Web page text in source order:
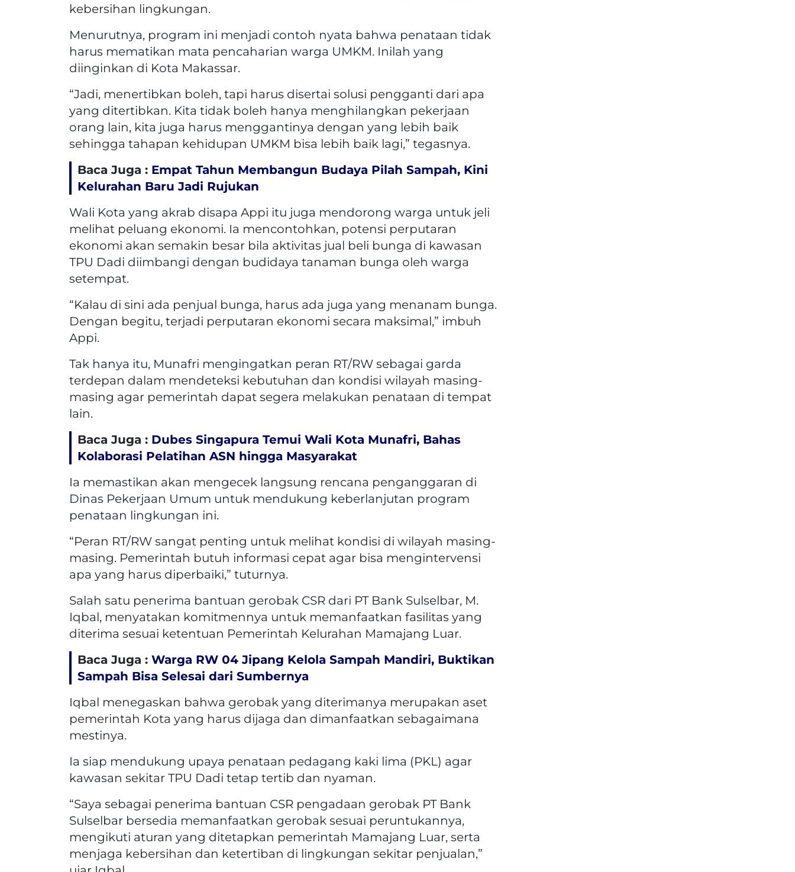
kebersihan lingkungan.
Menurutnya, program ini menjadi contoh nyata bahwa penataan tidak
harus mematikan mata pencaharian warga UMKM. Inilah yang
diinginkan di Kota Makassar.
“Jadi, menertibkan boleh, tapi harus disertai solusi pengganti dari apa
yang ditertibkan. Kita tidak boleh hanya menghilangkan pekerjaan
orang lain, kita juga harus menggantinya dengan yang lebih baik
sehingga tahapan kehidupan UMKM bisa lebih baik lagi,” tegasnya.
Baca Juga : Empat Tahun Membangun Budaya Pilah Sampah, Kini
Kelurahan Baru Jadi Rujukan
Wali Kota yang akrab disapa Appi itu juga mendorong warga untuk jeli
melihat peluang ekonomi. Ia mencontohkan, potensi perputaran
ekonomi akan semakin besar bila aktivitas jual beli bunga di kawasan
TPU Dadi diimbangi dengan budidaya tanaman bunga oleh warga
setempat.
“Kalau di sini ada penjual bunga, harus ada juga yang menanam bunga.
Dengan begitu, terjadi perputaran ekonomi secara maksimal,” imbuh
Appi.
Tak hanya itu, Munafri mengingatkan peran RT/RW sebagai garda
terdepan dalam mendeteksi kebutuhan dan kondisi wilayah masing-
masing agar pemerintah dapat segera melakukan penataan di tempat
lain.
Baca Juga : Dubes Singapura Temui Wali Kota Munafri, Bahas
Kolaborasi Pelatihan ASN hingga Masyarakat
Ia memastikan akan mengecek langsung rencana penganggaran di
Dinas Pekerjaan Umum untuk mendukung keberlanjutan program
penataan lingkungan ini.
“Peran RT/RW sangat penting untuk melihat kondisi di wilayah masing-
masing. Pemerintah butuh informasi cepat agar bisa mengintervensi
apa yang harus diperbaiki,” tuturnya.
Salah satu penerima bantuan gerobak CSR dari PT Bank Sulselbar, M.
Iqbal, menyatakan komitmennya untuk memanfaatkan fasilitas yang
diterima sesuai ketentuan Pemerintah Kelurahan Mamajang Luar.
Baca Juga : Warga RW 04 Jipang Kelola Sampah Mandiri, Buktikan
Sampah Bisa Selesai dari Sumbernya
Iqbal menegaskan bahwa gerobak yang diterimanya merupakan aset
pemerintah Kota yang harus dijaga dan dimanfaatkan sebagaimana
mestinya.
Ia siap mendukung upaya penataan pedagang kaki lima (PKL) agar
kawasan sekitar TPU Dadi tetap tertib dan nyaman.
“Saya sebagai penerima bantuan CSR pengadaan gerobak PT Bank
Sulselbar bersedia memanfaatkan gerobak sesuai peruntukannya,
mengikuti aturan yang ditetapkan pemerintah Mamajang Luar, serta
menjaga kebersihan dan ketertiban di lingkungan sekitar penjualan,”